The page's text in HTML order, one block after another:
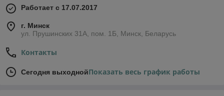
Работает с 17.07.2017
г. Минск
ул. Прушинских 31А, пом. 1Б, Минск, Беларусь
Контакты
Сегодня выходнойПоказать весь график работы